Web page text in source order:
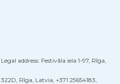
address: Festivāla iela 1-97, Rīga,
Rīga, Latvia, +371 25654183,